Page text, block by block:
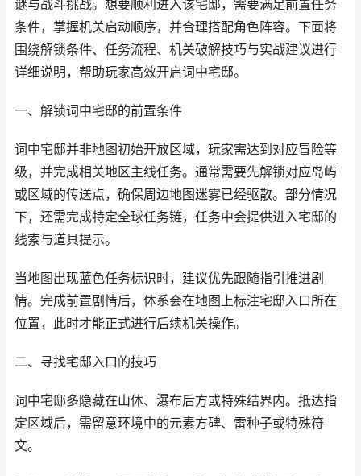
谜与战斗挑战。想要顺利进入该宅邸，需要满足前置任务
条件，掌握机关启动顺序，并合理搭配角色阵容。下面将
围绕解锁条件、任务流程、机关破解技巧与实战建议进行
详细说明，帮助玩家高效开启词中宅邸。
一、解锁词中宅邸的前置条件
词中宅邸并非地图初始开放区域，玩家需达到对应冒险等
级，并完成相关地区主线任务。通常需要先解锁对应岛屿
或区域的传送点，确保周边地图迷雾已经驱散。部分情况
下，还需完成特定全球任务链，任务中会提供进入宅邸的
线索与道具提示。
当地图出现蓝色任务标识时，建议优先跟随指引推进剧
情。完成前置剧情后，体系会在地图上标注宅邸入口所在
位置，此时才能正式进行后续机关操作。
二、寻找宅邸入口的技巧
词中宅邸多隐藏在山体、瀑布后方或特殊结界内。抵达指
定区域后，需留意环境中的元素方碑、雷种子或特殊符
文。